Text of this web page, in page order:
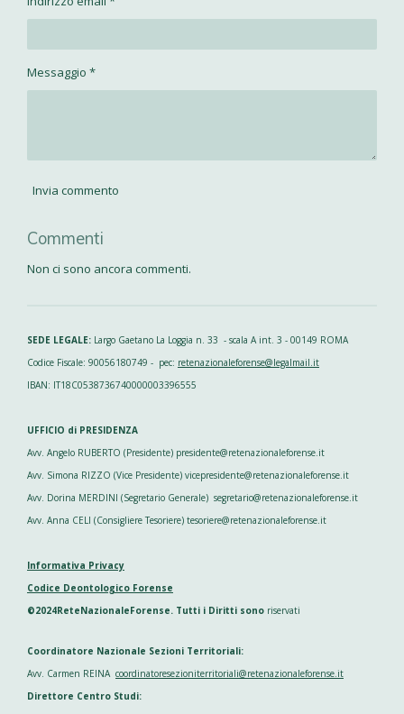
Messaggio *
Invia commento
Commenti
Non ci sono ancora commenti.
SEDE LEGALE: Largo Gaetano La Loggia n. 33 - scala A int. 3 - 00149 ROMA
Codice Fiscale: 90056180749 - pec: retenazionaleforense@legalmail.it
IBAN: IT18C0538736740000003396555
UFFICIO di PRESIDENZA
Avv. Angelo RUBERTO (Presidente) presidente@retenazionaleforense.it
Avv. Simona RIZZO (Vice Presidente) vicepresidente@retenazionaleforense.it
Avv. Dorina MERDINI (Segretario Generale) segretario@retenazionaleforense.it
Avv. Anna CELI (Consigliere Tesoriere) tesoriere@retenazionaleforense.it
Informativa Privacy
Codice Deontologico Forense
©2024ReteNazionaleForense. Tutti i Diritti sono riservati
Coordinatore Nazionale Sezioni Territoriali:
Avv. Carmen REINA coordinatoresezioniterritoriali@retenazionaleforense.it
Direttore Centro Studi: